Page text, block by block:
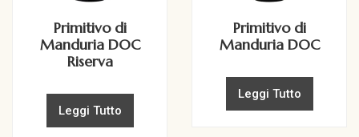
Primitivo di
Manduria DOC
Riserva
Leggi Tutto
Primitivo di
Manduria DOC
Leggi Tutto